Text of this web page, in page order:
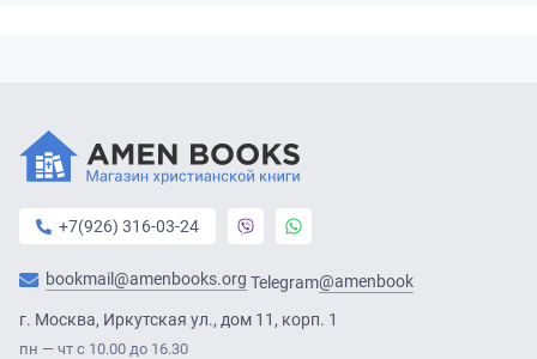
+7(926) 316-03-24
bookmail@amenbooks.org Telegram@amenbook
г. Москва, Иркутская ул., дом 11, корп. 1
пн — чт с 10.00 до 16.30